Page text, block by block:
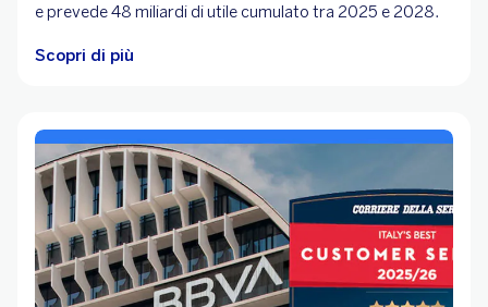
e prevede 48 miliardi di utile cumulato tra 2025 e 2028.
Scopri di più